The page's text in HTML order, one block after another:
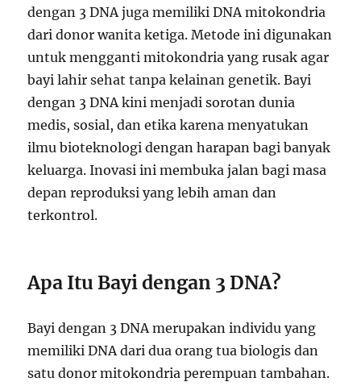
dengan 3 DNA juga memiliki DNA mitokondria
dari donor wanita ketiga. Metode ini digunakan
untuk mengganti mitokondria yang rusak agar
bayi lahir sehat tanpa kelainan genetik. Bayi
dengan 3 DNA kini menjadi sorotan dunia
medis, sosial, dan etika karena menyatukan
ilmu bioteknologi dengan harapan bagi banyak
keluarga. Inovasi ini membuka jalan bagi masa
depan reproduksi yang lebih aman dan
terkontrol.
Apa Itu Bayi dengan 3 DNA?
Bayi dengan 3 DNA merupakan individu yang
memiliki DNA dari dua orang tua biologis dan
satu donor mitokondria perempuan tambahan.